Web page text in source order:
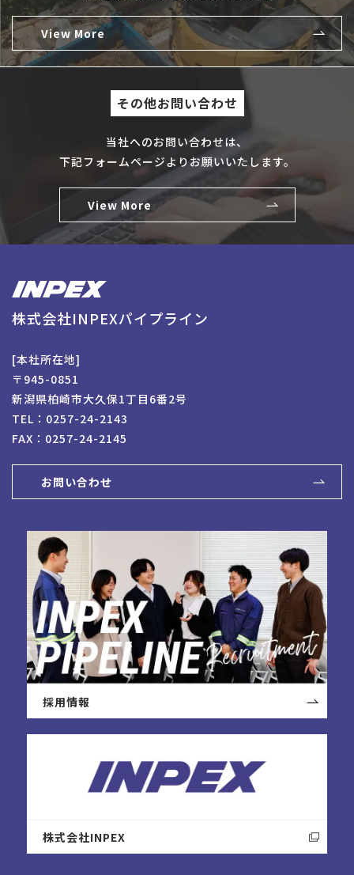
View More
その他お問い合わせ
当社へのお問い合わせは、
下記フォームページよりお願いいたします。
View More
株式会社INPEXパイプライン
[本社所在地]
〒945-0851
新潟県柏崎市大久保1丁目6番2号
TEL： 0257-24-2143
FAX：0257-24-2145
お問い合わせ
採用情報
株式会社INPEX